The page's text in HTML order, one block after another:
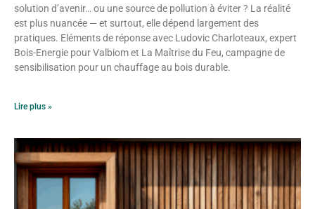
solution d’avenir… ou une source de pollution à éviter ? La réalité
est plus nuancée — et surtout, elle dépend largement des
pratiques. Eléments de réponse avec Ludovic Charloteaux, expert
Bois-Energie pour Valbiom et La Maîtrise du Feu, campagne de
sensibilisation pour un chauffage au bois durable.
Lire plus »